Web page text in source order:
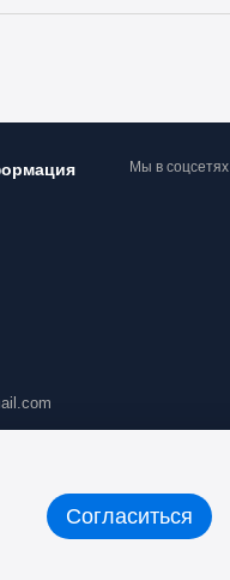
Мы в соцсетях
Согласиться